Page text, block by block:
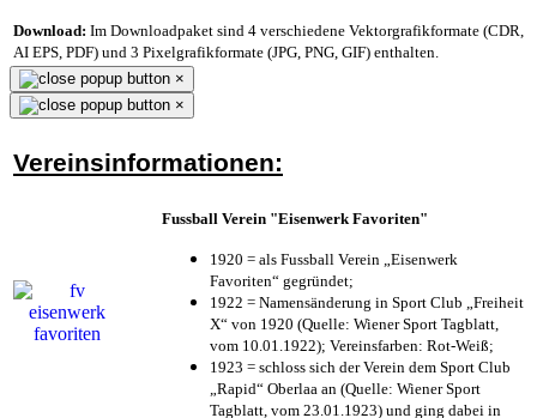
Download: Im Downloadpaket sind 4 verschiedene Vektorgrafikformate (CDR,
AI EPS, PDF) und 3 Pixelgrafikformate (JPG, PNG, GIF) enthalten.
×
×
Vereinsinformationen:
Fussball Verein "Eisenwerk Favoriten"
1920 = als Fussball Verein „Eisenwerk
Favoriten“ gegründet;
1922 = Namensänderung in Sport Club „Freiheit
X“ von 1920 (Quelle: Wiener Sport Tagblatt,
vom 10.01.1922); Vereinsfarben: Rot-Weiß;
1923 = schloss sich der Verein dem Sport Club
„Rapid“ Oberlaa an (Quelle: Wiener Sport
Tagblatt, vom 23.01.1923) und ging dabei in